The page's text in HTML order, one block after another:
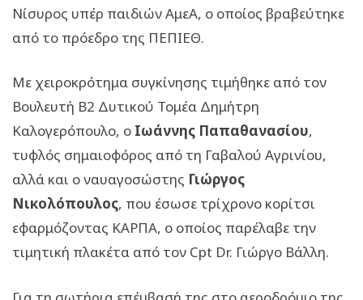
Νίσυρος υπέρ παιδιών ΑμεΑ, ο οποίος βραβεύτηκε
από το πρόεδρο της ΠΕΠΙΕΘ.
Με χειροκρότημα συγκίνησης τιμήθηκε από τον
Βουλευτή Β2 Δυτικού Τομέα Δημήτρη
Καλογερόπουλο, ο Ιωάννης Παπαθανασίου,
τυφλός σημαιοφόρος από τη Γαβαλού Αγρινίου,
αλλά και ο ναυαγοσώστης Γιώργος
Νικολόπουλος, που έσωσε τρίχρονο κορίτσι
εφαρμόζοντας ΚΑΡΠΑ, ο οποίος παρέλαβε την
τιμητική πλακέτα από τον Cpt Dr. Γιώργο Βάλλη.